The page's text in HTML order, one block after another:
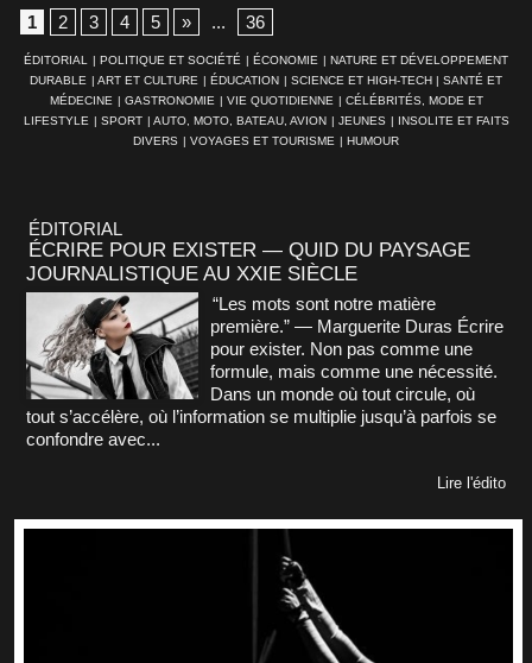
1
2 3 4 5 » ... 36
ÉDITORIAL | POLITIQUE ET SOCIÉTÉ | ÉCONOMIE | NATURE ET DÉVELOPPEMENT
DURABLE | ART ET CULTURE | ÉDUCATION | SCIENCE ET HIGH-TECH | SANTÉ ET
MÉDECINE | GASTRONOMIE | VIE QUOTIDIENNE | CÉLÉBRITÉS, MODE ET
LIFESTYLE | SPORT | AUTO, MOTO, BATEAU, AVION | JEUNES | INSOLITE ET FAITS
DIVERS | VOYAGES ET TOURISME | HUMOUR
ÉDITORIAL
ÉCRIRE POUR EXISTER — QUID DU PAYSAGE
JOURNALISTIQUE AU XXIE SIÈCLE
“Les mots sont notre matière
première.” — Marguerite Duras Écrire
pour exister. Non pas comme une
formule, mais comme une nécessité.
Dans un monde où tout circule, où
tout s’accélère, où l’information se multiplie jusqu’à parfois se
confondre avec...
Lire l'édito